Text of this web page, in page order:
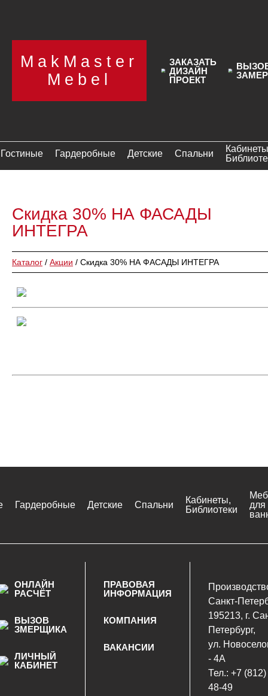
MakMaster
Mebel
ЗАКАЗАТЬ
ДИЗАЙН
ПРОЕКТ
Гостиные Гардеробные Детские Спальни
Скидка 30% НА ФАСАДЫ
ИНТЕГРА
Каталог / Акции / Скидка 30% НА ФАСАДЫ ИНТЕГРА
Гардеробные Детские Спальни
Кабинеты,
Библиотеки
для
ОНЛАЙН
РАСЧЁТ
ВЫЗОВ
ЗМЕРЩИКА
ЛИЧНЫЙ
КАБИНЕТ
ПРАВОВАЯ
ИНФОРМАЦИЯ
КОМПАНИЯ
ВАКАНСИИ
Санкт-
195213, г.
Петербург,
ул.
- 4А
Тел.:+7
48-49